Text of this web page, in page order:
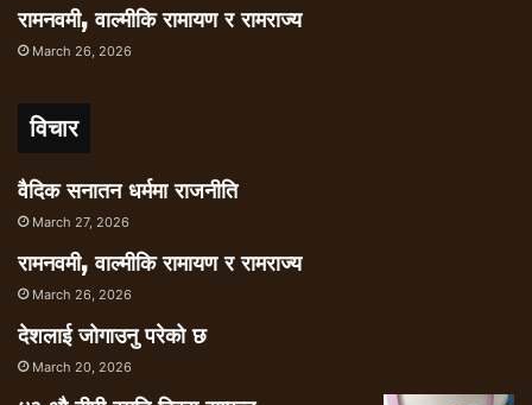
रामनवमी, वाल्मीकि रामायण र रामराज्य
March 26, 2026
विचार
वैदिक सनातन धर्ममा राजनीति
March 27, 2026
रामनवमी, वाल्मीकि रामायण र रामराज्य
March 26, 2026
देशलाई जोगाउनु परेको छ
March 20, 2026